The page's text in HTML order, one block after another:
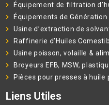
Équipement de filtration
Équipements de
Usine d’extraction de
Raffinerie d’Huiles
Usine poisson, volaille &
Broyeurs EFB, MSW,
Pièces pour presses à
Liens Utiles